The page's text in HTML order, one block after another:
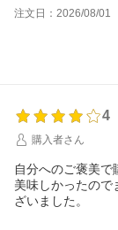
注文日：2026/08/01
4
購入者さん
自分へのご褒美で
美味しかったので
ざいました。